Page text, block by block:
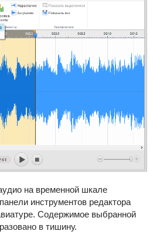
на временной шкале
инструментов редактора
Содержимое выбранной
в тишину.